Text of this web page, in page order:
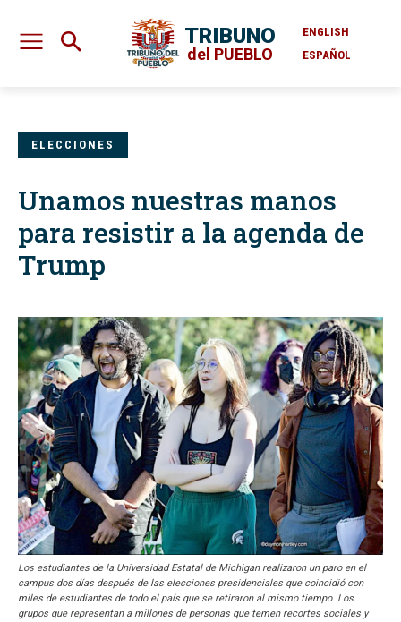
TRIBUNO
del PUEBLO
ENGLISH
ESPAÑOL
ELECCIONES
Unamos nuestras manos
para resistir a la agenda de
Trump
Los estudiantes de la Universidad Estatal de Michigan realizaron un paro en el
campus dos días después de las elecciones presidenciales que coincidió con
miles de estudiantes de todo el país que se retiraron al mismo tiempo. Los
grupos que representan a millones de personas que temen recortes sociales y